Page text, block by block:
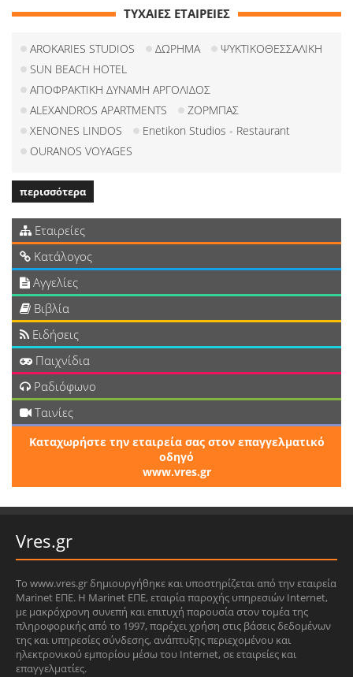
ΤΥΧΑΙΕΣ ΕΤΑΙΡΕΙΕΣ
AROKARIES STUDIOS ΔΩΡΗΜΑ
ΨΥΚΤΙΚΟΘΕΣΣΑΛΙΚΗ
SUN BEACH HOTEL
ΑΠΟΦΡΑΚΤΙΚΗ ΔΥΝΑΜΗ ΑΡΓΟΛΙΔΟΣ
ALEXANDROS APARTMENTS
ΖΟΡΜΠΑΣ
XENONES LINDOS
Enetikon Studios - Restaurant
OURANOS VOYAGES
περισσότερα
Εταιρείες
Κατάλογος
Αγγελίες
Βιβλία
Ειδήσεις
Παιχνίδια
Ραδιόφωνο
Ταινίες
Καταχωρήστε την εταιρεία σας στον επαγγελματικό
οδηγό
www.vres.gr
Vres.gr
Το www.vres.gr δημιουργήθηκε και υποστηρίζεται από την εταιρεία
Marinet ΕΠΕ. Η Marinet ΕΠΕ, εταιρία παροχής υπηρεσιών Internet,
με μακρόχρονη συνεπή και επιτυχή παρουσία στον τομέα της
πληροφορικής από το 1997, παρέχει χρήση στις βάσεις δεδομένων
της και υπηρεσίες σύνδεσης, ανάπτυξης περιεχομένου και
ηλεκτρονικού εμπορίου μέσω του Internet, σε εταιρείες και
επαγγελματίες.